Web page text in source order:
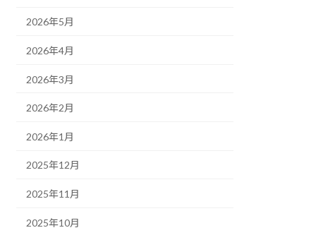
2026年5月
2026年4月
2026年3月
2026年2月
2026年1月
2025年12月
2025年11月
2025年10月